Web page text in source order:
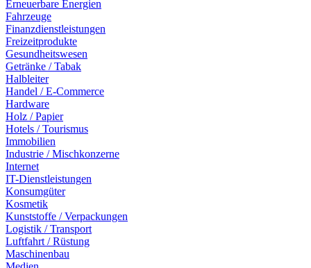
Erneuerbare Energien
Fahrzeuge
Finanzdienstleistungen
Freizeitprodukte
Gesundheitswesen
Getränke / Tabak
Halbleiter
Handel / E-Commerce
Hardware
Holz / Papier
Hotels / Tourismus
Immobilien
Industrie / Mischkonzerne
Internet
IT-Dienstleistungen
Konsumgüter
Kosmetik
Kunststoffe / Verpackungen
Logistik / Transport
Luftfahrt / Rüstung
Maschinenbau